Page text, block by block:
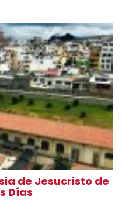
de Jesucristo de
Días